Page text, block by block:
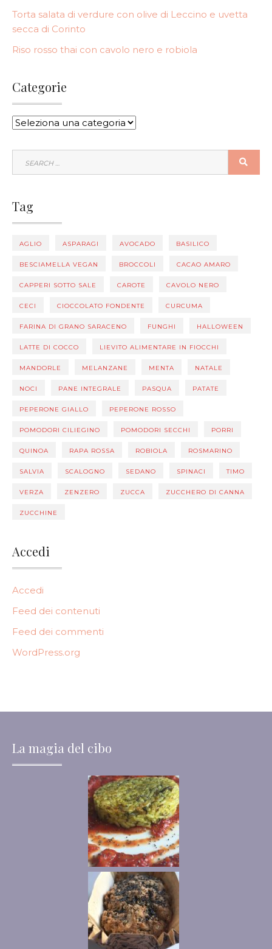
Torta salata di verdure con olive di Leccino e uvetta
secca di Corinto
Riso rosso thai con cavolo nero e robiola
Categorie
CATEGORIE
Tag
AGLIO ASPARAGI AVOCADO BASILICO
BESCIAMELLA VEGAN BROCCOLI CACAO AMARO
CAPPERI SOTTO SALE CAROTE CAVOLO NERO
CECI CIOCCOLATO FONDENTE CURCUMA
FARINA DI GRANO SARACENO FUNGHI HALLOWEEN
LATTE DI COCCO LIEVITO ALIMENTARE IN FIOCCHI
MANDORLE MELANZANE MENTA NATALE
NOCI PANE INTEGRALE PASQUA PATATE
PEPERONE GIALLO PEPERONE ROSSO
POMODORI CILIEGINO POMODORI SECCHI PORRI
QUINOA RAPA ROSSA ROBIOLA ROSMARINO
SALVIA SCALOGNO SEDANO SPINACI TIMO
VERZA ZENZERO ZUCCA ZUCCHERO DI CANNA
ZUCCHINE
Accedi
Accedi
Feed dei contenuti
Feed dei commenti
WordPress.org
La magia del cibo